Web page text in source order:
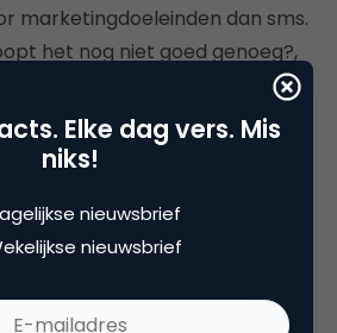
marketingdoeleinden dan sms.
het nog niet goed genoeg?,
zijn nog iets te traag:
van deze toepassing
als de plaatjes sneller
mee te kunnen sturen en
te ondersteunen. Het is dan ook
te gebruiken.?
Elke dag vers. Mis
niks!
nieuwsbrief
nieuwsbrief